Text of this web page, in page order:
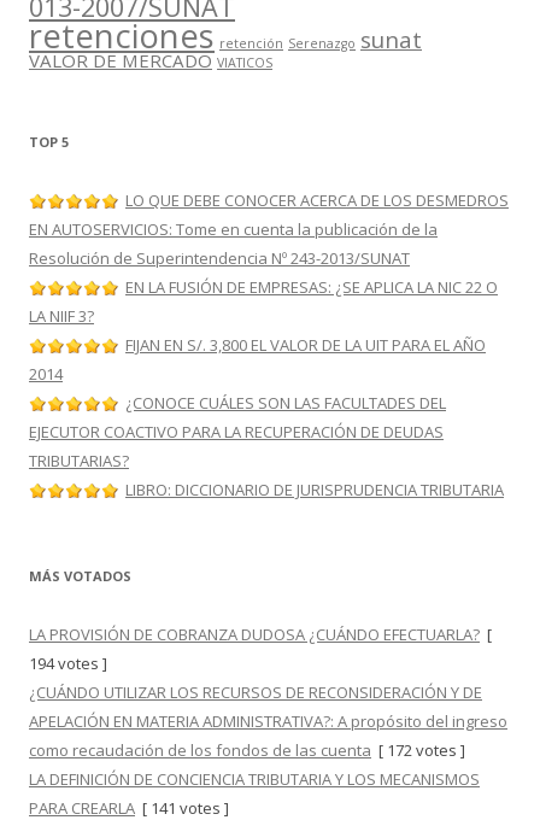
retenciones retención Serenazgo sunat
VALOR DE MERCADO VIATICOS
TOP 5
LO QUE DEBE CONOCER ACERCA DE LOS DESMEDROS
EN AUTOSERVICIOS: Tome en cuenta la publicación de la
Resolución de Superintendencia Nº 243-2013/SUNAT
EN LA FUSIÓN DE EMPRESAS: ¿SE APLICA LA NIC 22 O
LA NIIF 3?
FIJAN EN S/. 3,800 EL VALOR DE LA UIT PARA EL AÑO
2014
¿CONOCE CUÁLES SON LAS FACULTADES DEL
EJECUTOR COACTIVO PARA LA RECUPERACIÓN DE DEUDAS
TRIBUTARIAS?
LIBRO: DICCIONARIO DE JURISPRUDENCIA TRIBUTARIA
MÁS VOTADOS
LA PROVISIÓN DE COBRANZA DUDOSA ¿CUÁNDO EFECTUARLA? [
194 votes ]
¿CUÁNDO UTILIZAR LOS RECURSOS DE RECONSIDERACIÓN Y DE
APELACIÓN EN MATERIA ADMINISTRATIVA?: A propósito del ingreso
como recaudación de los fondos de las cuenta [ 172 votes ]
LA DEFINICIÓN DE CONCIENCIA TRIBUTARIA Y LOS MECANISMOS
PARA CREARLA [ 141 votes ]